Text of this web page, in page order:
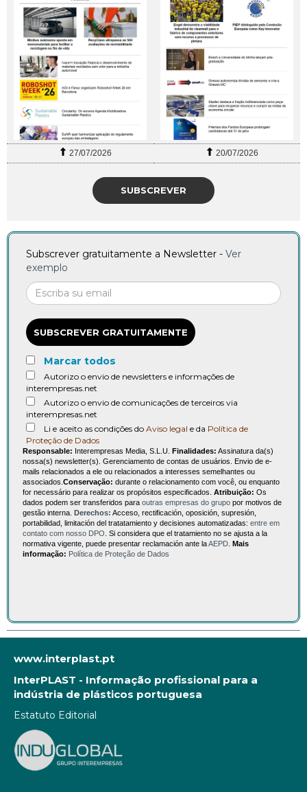
27/07/2026 20/07/2026
SUBSCREVER
Subscrever gratuitamente a Newsletter - Ver
exemplo
SUBSCREVER GRATUITAMENTE
Marcar todos
Autorizo o envio de newsletters e informações de
interempresas.net
Autorizo o envio de comunicações de terceiros via
interempresas.net
Li e aceito as condições do Aviso legal e da Política de
Proteção de Dados
Responsable: Interempresas Media, S.L.U. Finalidades: Assinatura da(s)
nossa(s) newsletter(s). Gerenciamento de contas de usuários. Envio de e-
mails relacionados a ele ou relacionados a interesses semelhantes ou
associados. Conservação: durante o relacionamento com você, ou enquanto
for necessário para realizar os propósitos especificados. Atribuição: Os
dados podem ser transferidos para outras empresas do grupo por motivos de
gestão interna.
Derechos: Acceso, rectificación, oposición, supresión,
portabilidad, limitación del tratatamiento y decisiones automatizadas: entre em
contato com nosso DPO . Si considera que el tratamiento no se ajusta a la
normativa vigente, puede presentar reclamación ante laAEPD
Mais
informação: Política de Proteção de Dados
www.interplast.pt
InterPLAST - Informação profissional para a
indústria de plásticos portuguesa
Estatuto Editorial